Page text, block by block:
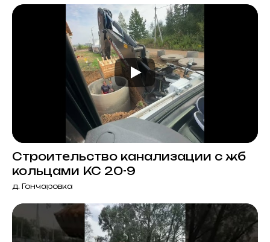
Строительство канализации с жб
кольцами КС 20-9
д. Гончаровка